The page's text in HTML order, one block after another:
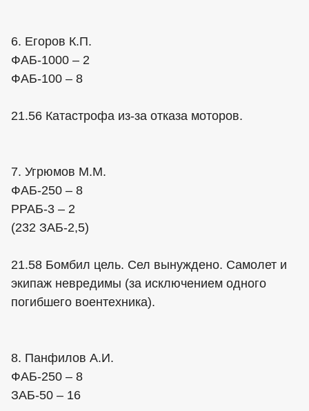
6. Егоров К.П.
ФАБ-1000 – 2
ФАБ-100 – 8
21.56 Катастрофа из-за отказа моторов.
7. Угрюмов М.М.
ФАБ-250 – 8
РРАБ-3 – 2
(232 ЗАБ-2,5)
21.58 Бомбил цель. Сел вынуждено. Самолет и
экипаж невредимы (за исключением одного
погибшего воентехника).
8. Панфилов А.И.
ФАБ-250 – 8
ЗАБ-50 – 16